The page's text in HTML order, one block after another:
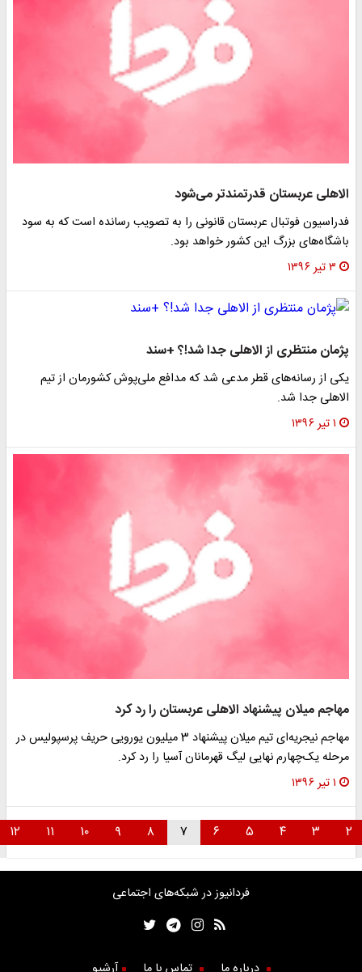
الاهلی عربستان قدرتمندتر می‌شود
فدراسیون فوتبال عربستان قانونی را به تصویب رسانده است که به سود
باشگاه‌های بزرگ این کشور خواهد بود.
۳ تیر ۱۳۹۶
پژمان منتظری از الاهلی جدا شد!؟ +سند
یکی از رسانه‌های قطر مدعی شد که مدافع ملی‌پوش کشورمان از تیم
الاهلی جدا شد.
مهاجم میلان پیشنهاد الاهلی عربستان را رد کرد
مهاجم نیجریه‌ای تیم میلان پیشنهاد 3 میلیون یورویی حریف پرسپولیس در
مرحله یک‌چهارم نهایی لیگ قهرمانان آسیا را رد کرد.
۲ ۳ ۴ ۵ ۶ ۷ ۸ ۹ ۱۰ ۱۱ ۱۲
فردانیوز در شبکه‌های اجتماعی